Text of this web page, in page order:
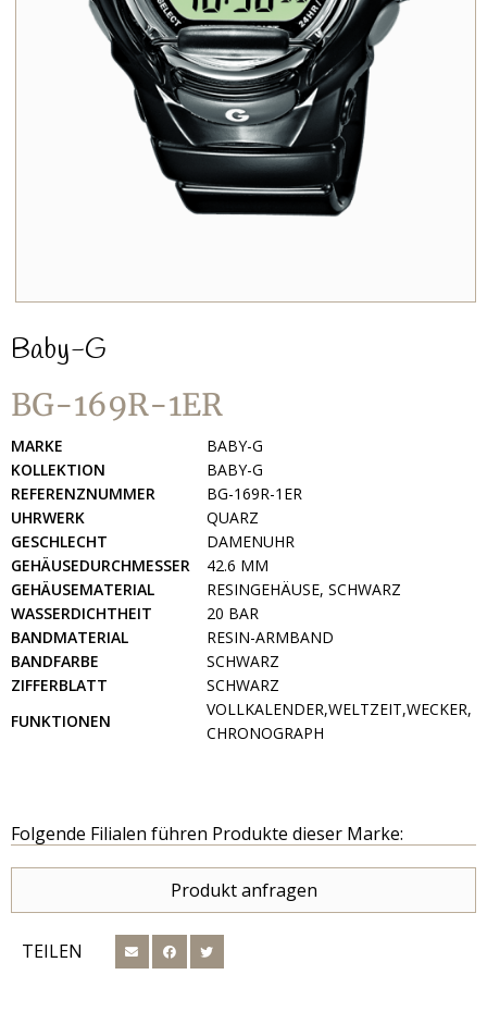
Baby-G
BG-169R-1ER
MARKE
BABY-G
KOLLEKTION
BABY-G
REFERENZNUMMER
BG-169R-1ER
UHRWERK
QUARZ
GESCHLECHT
DAMENUHR
GEHÄUSEDURCHMESSER
42.6 MM
GEHÄUSEMATERIAL
RESINGEHÄUSE, SCHWARZ
WASSERDICHTHEIT
20 BAR
BANDMATERIAL
RESIN-ARMBAND
BANDFARBE
SCHWARZ
ZIFFERBLATT
SCHWARZ
FUNKTIONEN
VOLLKALENDER,WELTZEIT,WECKER,
CHRONOGRAPH
Folgende Filialen führen Produkte dieser Marke:
Produkt anfragen
TEILEN